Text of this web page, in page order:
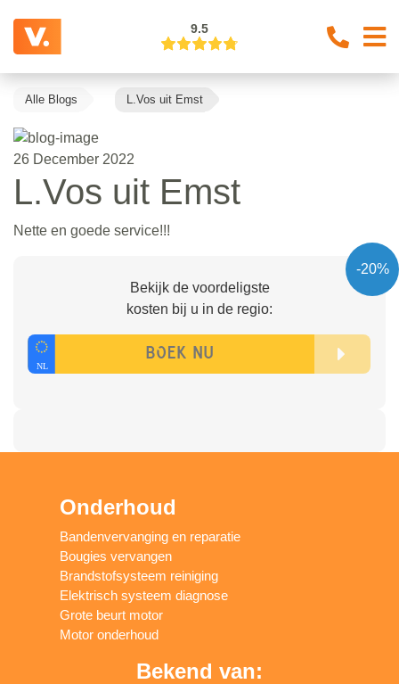
9.5
Alle Blogs L.Vos uit Emst
26 December 2022
L.Vos uit Emst
Nette en goede service!!!
-20%
Bekijk de voordeligste
kosten bij u in de regio:
Onderhoud
Bandenvervanging en reparatie
Bougies vervangen
Brandstofsysteem reiniging
Elektrisch systeem diagnose
Grote beurt motor
Motor onderhoud
Bekend van: